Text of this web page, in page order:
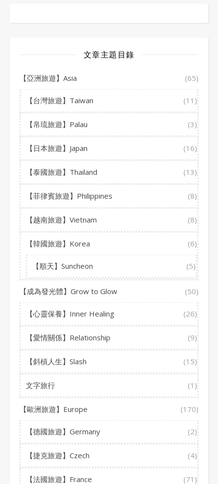
文章主題目錄
【亞洲旅遊】Asia (65)
【台灣旅遊】Taiwan (11)
【帛琉旅遊】Palau (3)
【日本旅遊】Japan (16)
【泰國旅遊】Thailand (13)
【菲律賓旅遊】Philippines (8)
【越南旅遊】Vietnam (8)
【韓國旅遊】Korea (6)
【順天】Suncheon (5)
【成為發光體】Grow to Glow (50)
【心靈保養】Inner Healing (26)
【愛情關係】Relationship (9)
【斜槓人生】Slash (15)
文字旅行 (1)
【歐洲旅遊】Europe (170)
【德國旅遊】Germany (2)
【捷克旅遊】Czech (4)
【法國旅遊】France (71)